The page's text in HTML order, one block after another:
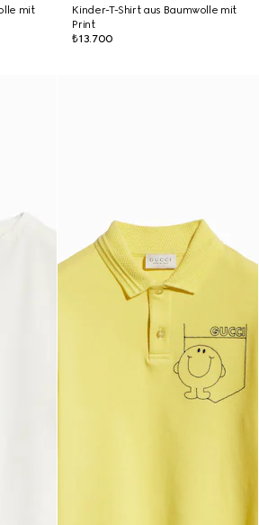
mit
Kinder-T-Shirt aus Baumwolle mit
Print
₺13.700